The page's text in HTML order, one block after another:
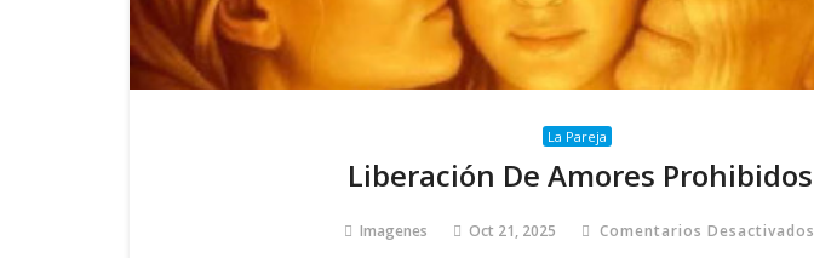
La Pareja
Liberación De Amores Prohibidos
Imagenes Oct 21, 2025 Comentarios Desactivados